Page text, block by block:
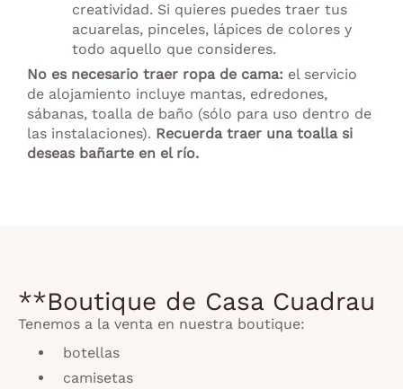
creatividad. Si quieres puedes traer tus
acuarelas, pinceles, lápices de colores y
todo aquello que consideres.
No es necesario traer ropa de cama: el servicio
de alojamiento incluye mantas, edredones,
sábanas, toalla de baño (sólo para uso dentro de
las instalaciones). Recuerda traer una toalla si
deseas bañarte en el río.
**Boutique de Casa Cuadrau
Tenemos a la venta en nuestra boutique:
botellas
camisetas